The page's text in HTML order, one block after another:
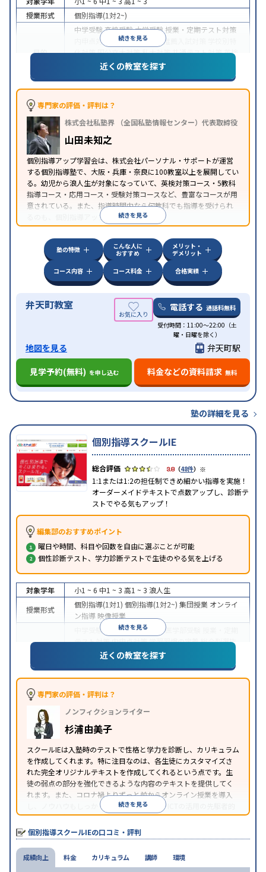
続きを見る
授業形式
個別指導(1対2~)
目的
中学受験高校受験大学受験 授業・定期テスト対策
内申点対策
学習習慣の定着 推薦入試対策
化対策国公立大対策私大対策共通テスト対策英検
(英語検定)対策漢検(漢字検定)対策
特徴
中高一貫校生に対応授業の振替可能不登校生に対
応
オンライン対応
子どもに対応
近くの教室を探す
専門家の評価・評判は？
株式会社私塾界 （全国私塾情報センター）代表取締役
山田未知之
個別指導アップ学習会は、株式会社パーソナル・サポートが運営
する個別指導塾で、大阪・兵庫・奈良に100教室以上を展開してい
る。幼児から浪人生が対象になっていて、英検対策コース・5教科
指導コース・応用コース・受験対策コースなど、豊富なコースが用
意されている。また、指導時間内なら何教科でも指導を受けられ
るのも、個別指導アップ学習会の特徴。
続きを見る
塾の特徴
こんな人に
おすすめ
メリット・
デメリット
コース内容
コース料金 合格実績
弁天町教室 電話する 通話料無料
受付時間：11:00～22:00（土
曜・日曜を除く）
地図を見る
弁天町駅
見学予約(無料) を申し込む 料金などの資料請求 無料
塾の詳細を見る
個別指導スクールIE
3.8（48件） ※
1:1または1:2の担任制できめ細かい指導を実施！
オーダーメイドテキストで点数アップし、診断テ
ストでやる気もアップ！
編集部のおすすめポイント
曜日や時間、科目や回数を自由に選ぶことが可能
個性診断テスト、学力診断テストで生徒のやる気を上げる
続きを見る
対象学年 小1 ~ 6 中1 ~ 3 高1 ~ 3 浪人生
授業形式
個別指導(1対1) 個別指導(1対2~) 集団授業 オンライ
ン指導 映像授業
中学受験 高校受験大学受験 医学部受験
テスト対策内申点対策学習習慣の定着総合型選抜
(旧AO)対策 推薦入試対策学校別特化対策
中高一貫校生に対応
可能季節講習のみの受講可
※2023年3月調査。小学校高学年の個別指導塾アンケート調査方法
近くの教室を探す
専門家の評価・評判は？
ノンフィクションライター
杉浦由美子
スクールIEは入塾時のテストで性格と学力を診断し、カリキュラム
を作成してくれます。特に注目なのは、各生徒にカスタマイズさ
れた完全オリジナルテキストを作成してくれるという点です。生
徒の弱点の部分を強化できるような内容のテキストを提供してく
れます。また、コロナ禍よりずっと前からオンライン授業を導入
し、ノウハウもしっかりとしています。AIやICTの活用の先駆者的
な個別指導塾です。
続きを見る
個別指導スクールIEの口コミ・評判
成績向上 料金 カリキュラム 講師 環境